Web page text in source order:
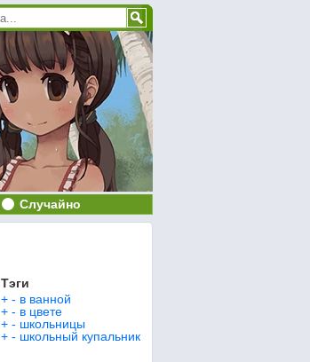
Случайно
Тэги
+ - в ванной
+ - в цвете
+ - школьницы
+ - школьный купальник